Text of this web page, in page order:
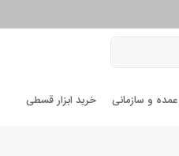
و سازمانی خرید ابزار قسطی